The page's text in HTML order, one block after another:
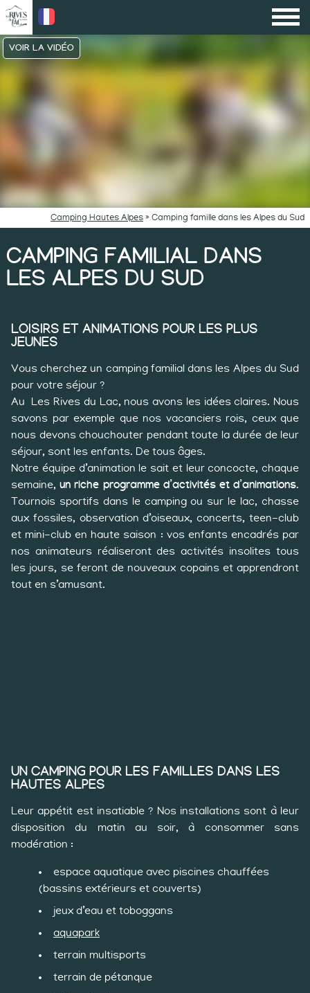
VOIR LA VIDÉO
Camping Hautes Alpes » Camping famille dans les Alpes du Sud
CAMPING FAMILIAL DANS
LES ALPES DU SUD
LOISIRS ET ANIMATIONS POUR LES PLUS
JEUNES
Vous cherchez un camping familial dans les Alpes du Sud
pour votre séjour ?
Au Les Rives du Lac, nous avons les idées claires. Nous
savons par exemple que nos vacanciers rois, ceux que
nous devons chouchouter pendant toute la durée de leur
séjour, sont les enfants. De tous âges.
Notre équipe d’animation le sait et leur concocte, chaque
semaine,un riche programme d’activités et d’animations.
Tournois sportifs dans le camping ou sur le lac, chasse
aux fossiles, observation d’oiseaux, concerts, teen-club
et mini-club en haute saison : vos enfants encadrés par
nos animateurs réaliseront des activités insolites tous
les jours, se feront de nouveaux copains et apprendront
tout en s’amusant.
UN CAMPING POUR LES FAMILLES DANS LES
HAUTES ALPES
Leur appétit est insatiable ? Nos installations sont à leur
disposition du matin au soir, à consommer sans
modération :
espace aquatique avec piscines chauffées
(bassins extérieurs et couverts)
jeux d’eau et toboggans
aquapark
terrain multisports
terrain de pétanque